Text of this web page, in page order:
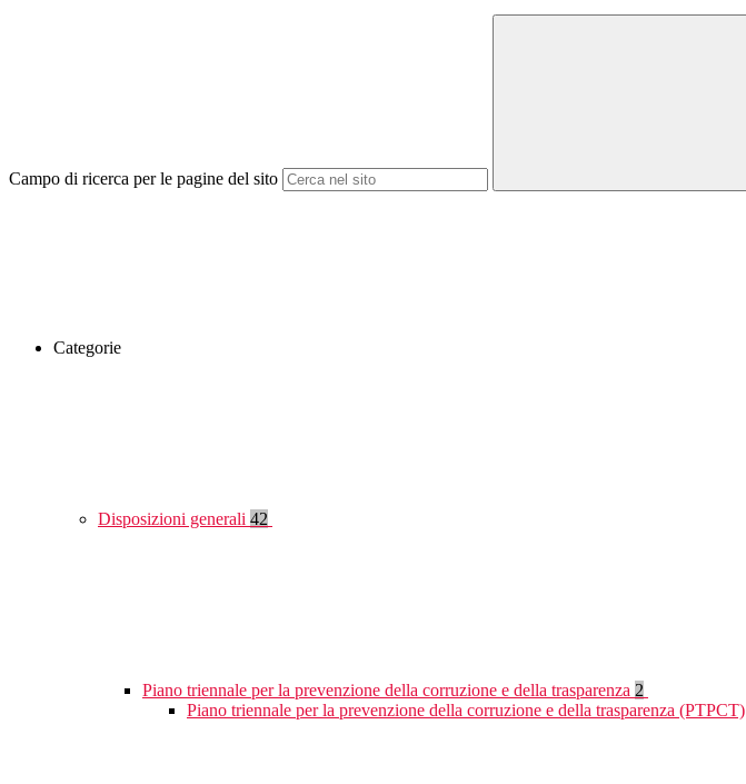
Campo di ricerca per le pagine del sito
Categorie
Disposizioni generali 42
Piano triennale per la prevenzione della corruzione e della trasparenza 2
Piano triennale per la prevenzione della corruzione e della trasparenza (PTPCT)